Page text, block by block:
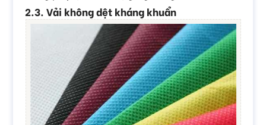
2.3. Vải không dệt kháng khuẩn